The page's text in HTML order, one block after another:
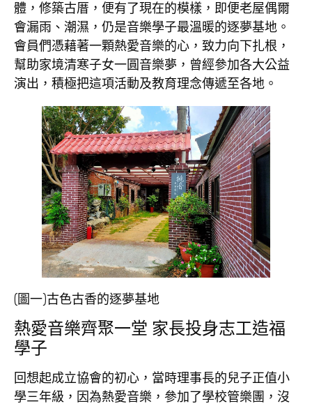
體，修築古厝，便有了現在的模樣，即便老屋偶爾
會漏雨、潮濕，仍是音樂學子最溫暖的逐夢基地。
會員們憑藉著一顆熱愛音樂的心，致力向下扎根，
幫助家境清寒子女一圓音樂夢，曾經參加各大公益
演出，積極把這項活動及教育理念傳遞至各地。
(圖一)古色古香的逐夢基地
熱愛音樂齊聚一堂 家長投身志工造福
學子
回想起成立協會的初心，當時理事長的兒子正值小
學三年級，因為熱愛音樂，參加了學校管樂團，沒